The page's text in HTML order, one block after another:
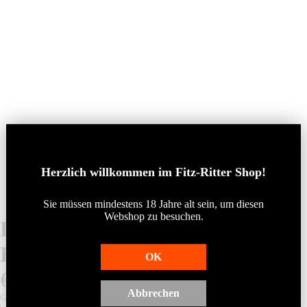
Probierpaket "Trockene
Klassiker"
€115,50
Grundpreis
Herzlich willkommen im Fitz-Ritter Shop!
Sie müssen mindestens 18 Jahre alt sein, um diesen
Webshopzu besuchen.
OK
Abbrechen